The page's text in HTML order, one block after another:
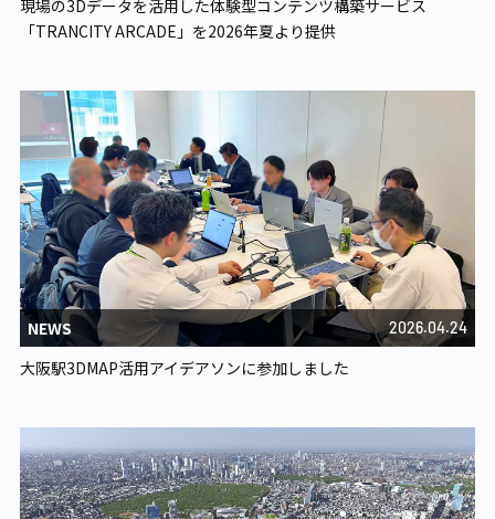
現場の3Dデータを活用した体験型コンテンツ構築サービス
「TRANCITY ARCADE」を2026年夏より提供
NEWS 2026.04.24
大阪駅3DMAP活用アイデアソンに参加しました